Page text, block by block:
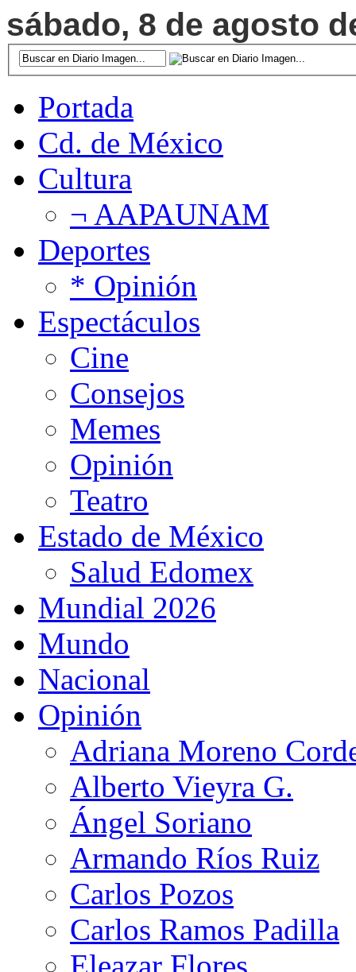
sábado, 8 de agosto
Portada
Cd. de México
Cultura
¬ AAPAUNAM
Deportes
* Opinión
Espectáculos
Cine
Consejos
Memes
Opinión
Teatro
Estado de México
Salud Edomex
Mundial 2026
Mundo
Nacional
Opinión
Adriana Moreno
Alberto Vieyra G.
Ángel Soriano
Armando Ríos Ruiz
Carlos Pozos
Carlos Ramos Padilla
Eleazar Flores